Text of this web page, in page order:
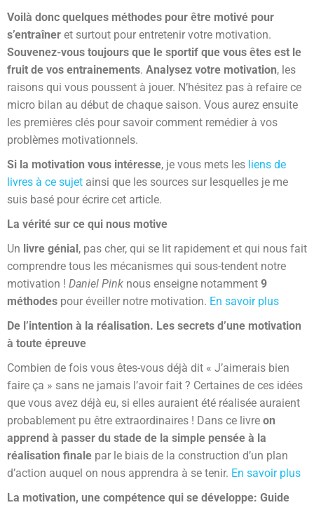
Voilà donc quelques méthodes pour être motivé pour
s’entraîner et surtout pour entretenir votre motivation.
Souvenez-vous toujours que le sportif que vous êtes est le
fruit de vos entrainements. Analysez votre motivation, les
raisons qui vous poussent à jouer. N’hésitez pas à refaire ce
micro bilan au début de chaque saison. Vous aurez ensuite
les premières clés pour savoir comment remédier à vos
problèmes motivationnels.
Si la motivation vous intéresse, je vous mets les liens de
livres à ce sujet ainsi que les sources sur lesquelles je me
suis basé pour écrire cet article.
La vérité sur ce qui nous motive
Un livre génial, pas cher, qui se lit rapidement et qui nous fait
comprendre tous les mécanismes qui sous-tendent notre
motivation ! Daniel Pink nous enseigne notamment 9
méthodes pour éveiller notre motivation. En savoir plus
De l’intention à la réalisation. Les secrets d’une motivation
à toute épreuve
Combien de fois vous êtes-vous déjà dit « J’aimerais bien
faire ça » sans ne jamais l’avoir fait ? Certaines de ces idées
que vous avez déjà eu, si elles auraient été réalisée auraient
probablement pu être extraordinaires ! Dans ce livre on
apprend à passer du stade de la simple pensée à la
réalisation finale par le biais de la construction d’un plan
d’action auquel on nous apprendra à se tenir. En savoir plus
La motivation, une compétence qui se développe: Guide